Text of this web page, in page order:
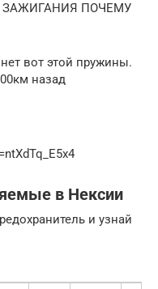
ЗАЖИГАНИЯ ПОЧЕМУ
вот этой пружины.
назад
в Нексии
и узнай